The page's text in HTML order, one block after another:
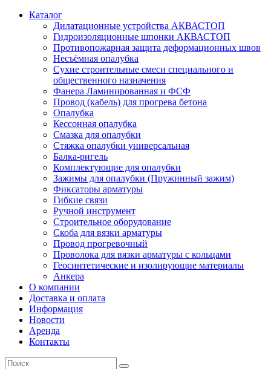
Каталог
Дилатационные устройства АКВАСТОП
Гидроизоляционные шпонки АКВАСТОП
Противопожарная защита деформационных швов
Несъёмная опалубка
Сухие строительные смеси специального и
общественного назначения
Фанера Ламинированная и ФСФ
Провод (кабель) для прогрева бетона
Опалубка
Кессонная опалубка
Смазка для опалубки
Стяжка опалубки универсальная
Балка-ригель
Комплектующие для опалубки
Зажимы для опалубки (Пружинный зажим)
Фиксаторы арматуры
Гибкие связи
Ручной инструмент
Cтроительное оборудование
Скоба для вязки арматуры
Провод прогревочный
Проволока для вязки арматуры с кольцами
Геосинтетические и изолирующие материалы
Анкера
О компании
Доставка и оплата
Информация
Новости
Аренда
Контакты